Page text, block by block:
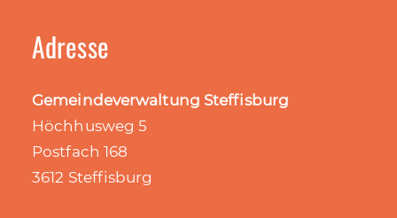
Adresse
Gemeindeverwaltung Steffisburg
Höchhusweg 5
Postfach 168
3612 Steffisburg